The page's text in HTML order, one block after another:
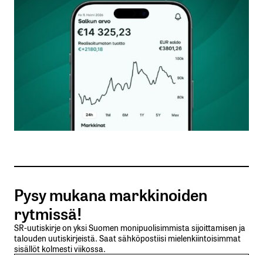
Kommentti*
Nimesi tai nimimerkkisi
Sähköpostiosoitteesi
Tilaa SalkunRakentajan uutiskirje
Lähetä kommentti
Pysy mukana markkinoiden
rytmissä!
SR-uutiskirje on yksi Suomen monipuolisimmista sijoittamisen ja
talouden uutiskirjeistä. Saat sähköpostiisi mielenkiintoisimmat
sisällöt kolmesti viikossa.